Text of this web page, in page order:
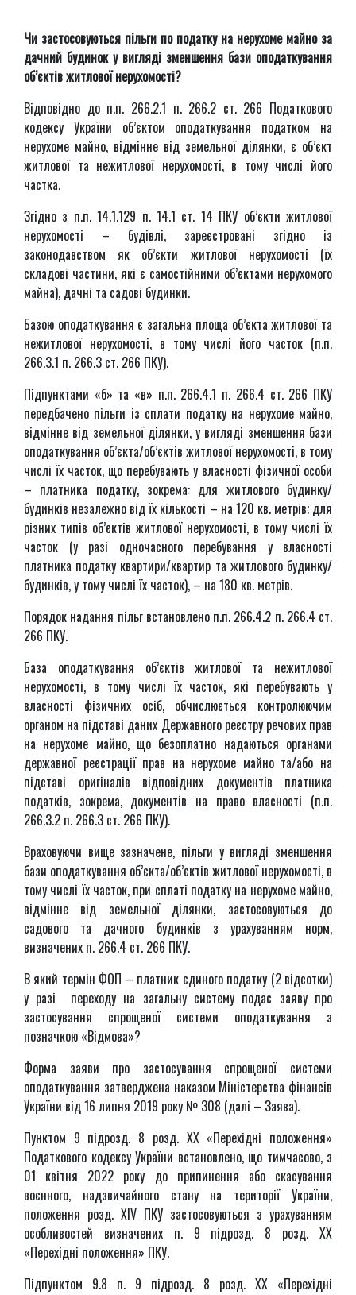
Чи застосовуються пільги по податку на нерухоме майно за
дачний будинок у вигляді зменшення бази оподаткування
об’єктів житлової нерухомості?
Відповідно до п.п. 266.2.1 п. 266.2 ст. 266 Податкового
кодексу України об’єктом оподаткування податком на
нерухоме майно, відмінне від земельної ділянки, є об’єкт
житлової та нежитлової нерухомості, в тому числі його
частка.
Згідно з п.п. 14.1.129 п. 14.1 ст. 14 ПКУ об’єкти житлової
нерухомості – будівлі, зареєстровані згідно із
законодавством як об’єкти житлової нерухомості (їх
складові частини, які є самостійними об’єктами нерухомого
майна), дачні та садові будинки.
Базою оподаткування є загальна площа об’єкта житлової та
нежитлової нерухомості, в тому числі його часток (п.п.
266.3.1 п. 266.3 ст. 266 ПКУ).
Підпунктами «б» та «в» п.п. 266.4.1 п. 266.4 ст. 266 ПКУ
передбачено пільги із сплати податку на нерухоме майно,
відмінне від земельної ділянки, у вигляді зменшення бази
оподаткування об’єкта/об’єктів житлової нерухомості, в тому
числі їх часток, що перебувають у власності фізичної особи
– платника податку, зокрема: для житлового будинку/
будинків незалежно від їх кількості – на 120 кв. метрів; для
різних типів об’єктів житлової нерухомості, в тому числі їх
часток (у разі одночасного перебування у власності
платника податку квартири/квартир та житлового будинку/
будинків, у тому числі їх часток), – на 180 кв. метрів.
Порядок надання пільг встановлено п.п. 266.4.2 п. 266.4 ст.
266 ПКУ.
База оподаткування об’єктів житлової та нежитлової
нерухомості, в тому числі їх часток, які перебувають у
власності фізичних осіб, обчислюється контролюючим
органом на підставі даних Державного реєстру речових прав
на нерухоме майно, що безоплатно надаються органами
державної реєстрації прав на нерухоме майно та/або на
підставі оригіналів відповідних документів платника
податків, зокрема, документів на право власності (п.п.
266.3.2 п. 266.3 ст. 266 ПКУ).
Враховуючи вище зазначене, пільги у вигляді зменшення
бази оподаткування об’єкта/об’єктів житлової нерухомості, в
тому числі їх часток, при сплаті податку на нерухоме майно,
відмінне від земельної ділянки, застосовуються до
садового та дачного будинків з урахуванням норм,
визначених п. 266.4 ст. 266 ПКУ.
В який термін ФОП – платник єдиного податку (2 відсотки)
у разі переходу на загальну систему подає заяву про
застосування спрощеної системи оподаткування з
позначкою «Відмова»?
Форма заяви про застосування спрощеної системи
оподаткування затверджена наказом Міністерства фінансів
України від 16 липня 2019 року № 308 (далі – Заява).
Пунктом 9 підрозд. 8 розд. ХХ «Перехідні положення»
Податкового кодексу України встановлено, що тимчасово, з
01 квітня 2022 року до припинення або скасування
воєнного, надзвичайного стану на території України,
положення розд. XIV ПКУ застосовуються з урахуванням
особливостей визначених п. 9 підрозд. 8 розд. ХХ
«Перехідні положення» ПКУ.
Підпунктом 9.8 п. 9 підрозд. 8 розд. ХХ «Перехідні